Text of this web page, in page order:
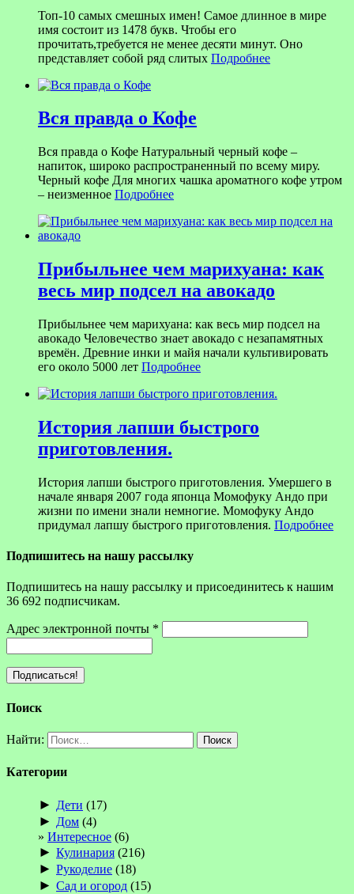
Топ-10 самых смешных имен! Самое длинное в мире
имя состоит из 1478 букв. Чтобы его
прочитать,требуется не менее десяти минут. Оно
представляет собой ряд слитых Подробнее
Вся правда о Кофе
Вся правда о Кофе Натуральный черный кофе –
напиток, широко распространенный по всему миру.
Черный кофе Для многих чашка ароматного кофе утром
– неизменное Подробнее
Прибыльнее чем марихуана: как
весь мир подсел на авокадо
Прибыльнее чем марихуана: как весь мир подсел на
авокадо Человечество знает авокадо с незапамятных
времён. Древние инки и майя начали культивировать
его около 5000 лет Подробнее
История лапши быстрого
приготовления.
История лапши быстрого приготовления. Умершего в
начале января 2007 года японца Момофуку Андо при
жизни по имени знали немногие. Момофуку Андо
придумал лапшу быстрого приготовления. Подробнее
Подпишитесь на нашу рассылку
Подпишитесь на нашу рассылку и присоединитесь к нашим
36 692 подписчикам.
Адрес электронной почты *
Поиск
Найти:
Категории
► Дети (17)
► Дом (4)
Интересное (6)
► Кулинария (216)
► Рукоделие (18)
► Сад и огород (15)